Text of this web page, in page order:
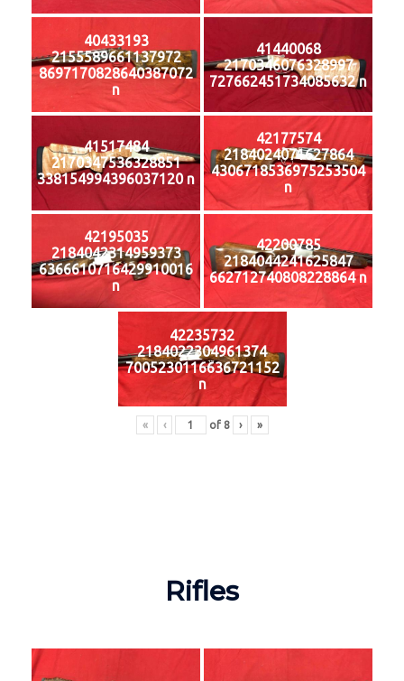
40433193
2155589661137972
8697170828640387072
n
41440068
2170346076328997
727662451734085632 n
41517484
2170347536328851
338154994396037120 n
42177574
2184024071627864
4306718536975253504
n
42195035
2184042314959373
6366610716429910016
n
42200785
2184044241625847
662712740808228864 n
42235732
2184022304961374
7005230116636721152
n
« ‹ of 8 › »
Rifles